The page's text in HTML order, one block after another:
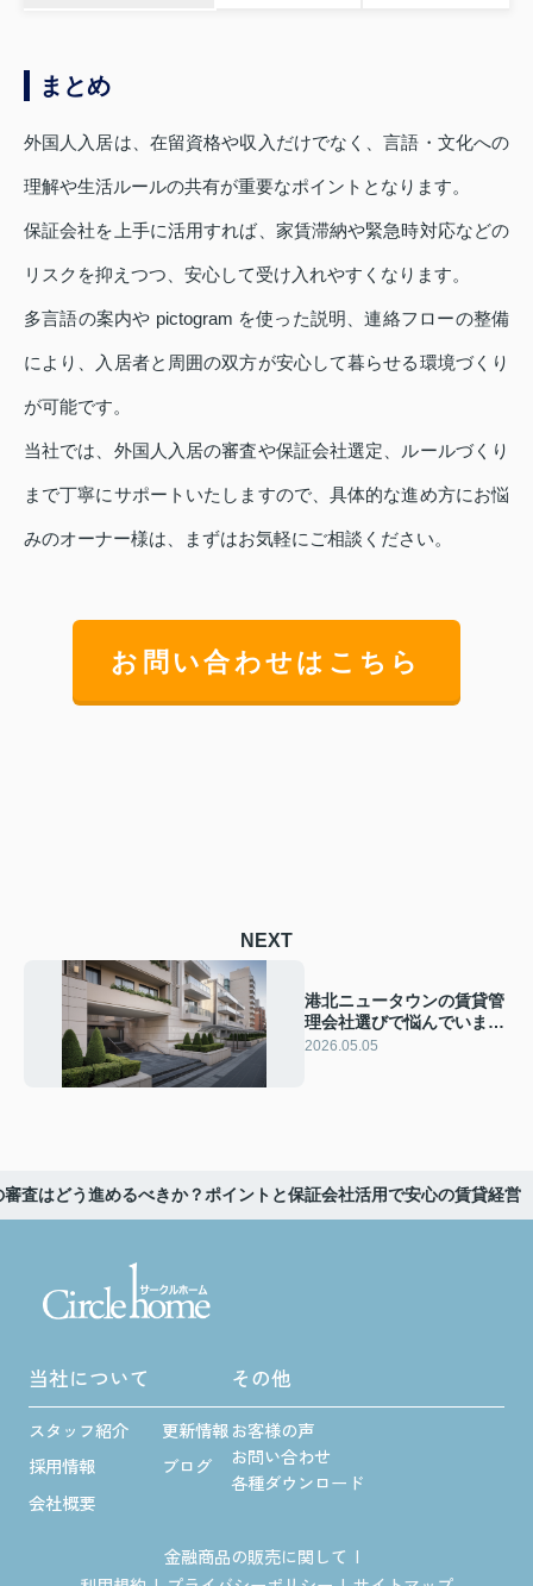
まとめ
外国人入居は、在留資格や収入だけでなく、言語・文化への
理解や生活ルールの共有が重要なポイントとなります。
保証会社を上手に活用すれば、家賃滞納や緊急時対応などの
リスクを抑えつつ、安心して受け入れやすくなります。
多言語の案内や pictogram を使った説明、連絡フローの整備
により、入居者と周囲の双方が安心して暮らせる環境づくり
が可能です。
当社では、外国人入居の審査や保証会社選定、ルールづくり
まで丁寧にサポートいたしますので、具体的な進め方にお悩
みのオーナー様は、まずはお気軽にご相談ください。
お問い合わせはこちら
NEXT
港北ニュータウンの賃貸管
理会社選びで悩んでいませ
んか ファミリー物件に強い
2026.05.05
査はどう進めるべきか？ポイントと保証会社活用で安心の賃貸経営
当社について
スタッフ紹介
更新情報
採用情報
ブログ
会社概要
その他
お客様の声
お問い合わせ
各種ダウンロード
金融商品の販売に関して